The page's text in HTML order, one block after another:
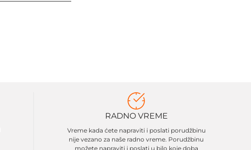
RADNO VREME
Vreme kada ćete napraviti i poslati porudžbinu
nije vezano za naše radno vreme. Porudžbinu
možete napraviti i poslati u bilo koje doba